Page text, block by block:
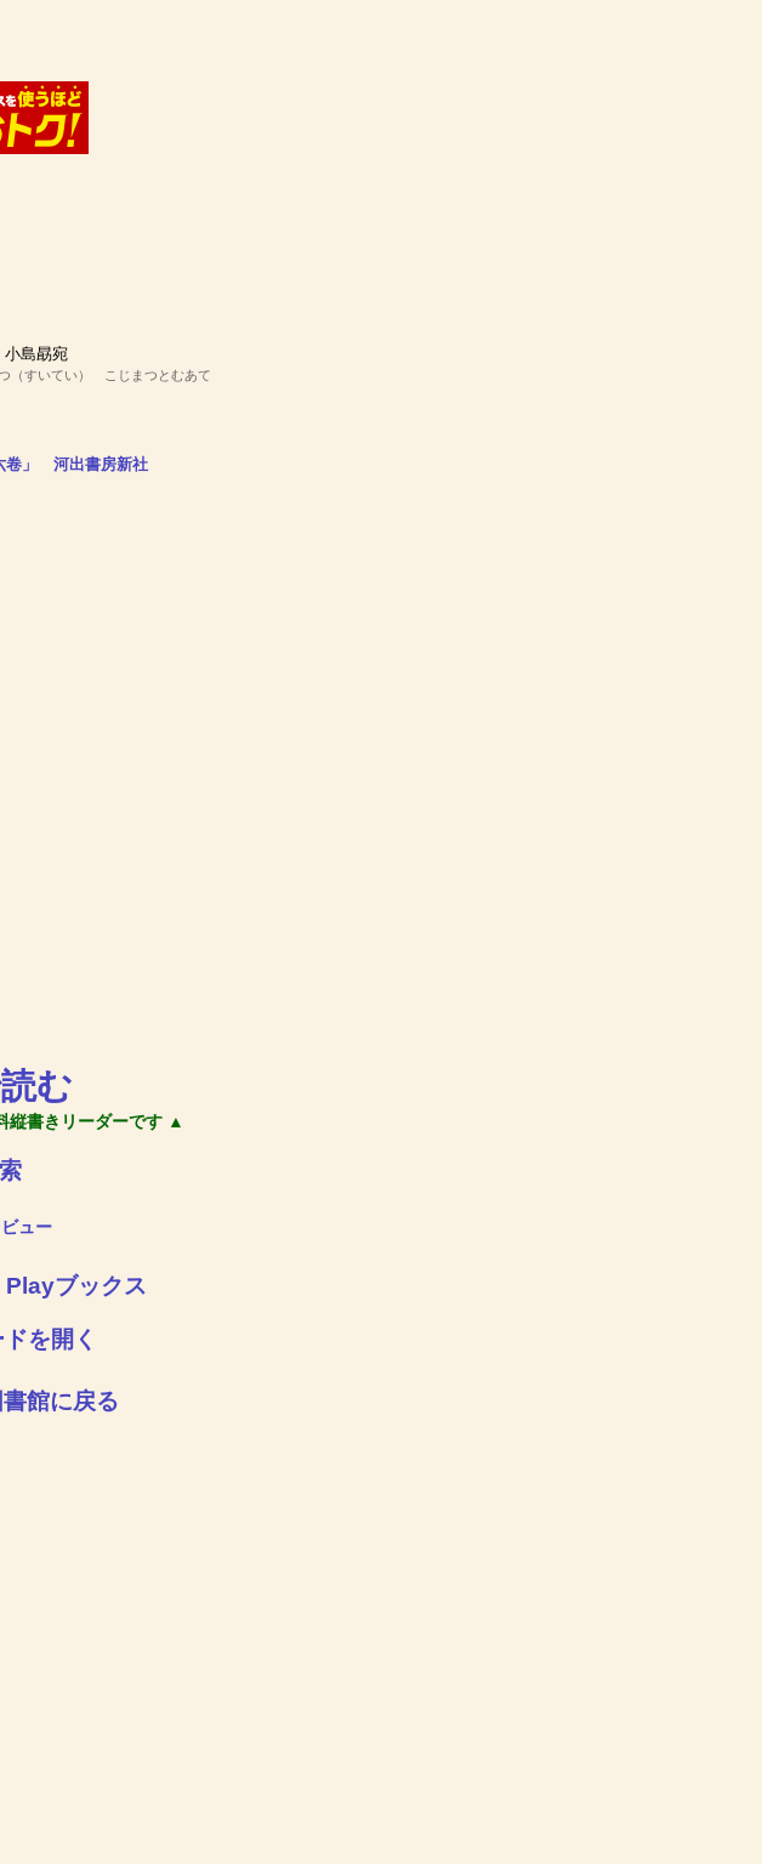
島勗宛
（すいてい） こじまつとむあて
卷」 河出書房新社
む
縦書きリーダーです ▲
ュー
Playブックス
を開く
館に戻る